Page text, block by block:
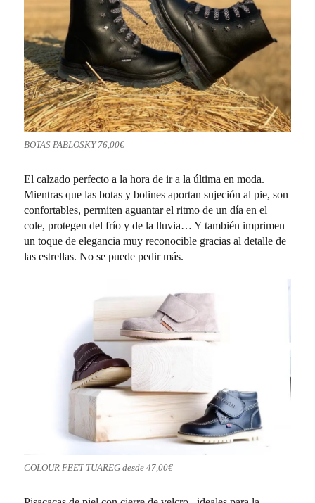
BOTAS PABLOSKY 76,00€
El calzado perfecto a la hora de ir a la última en moda.
Mientras que las botas y botines aportan sujeción al pie, son
confortables, permiten aguantar el ritmo de un día en el
cole, protegen del frío y de la lluvia… Y también imprimen
un toque de elegancia muy reconocible gracias al detalle de
las estrellas. No se puede pedir más.
COLOUR FEET TUAREG desde 47,00€